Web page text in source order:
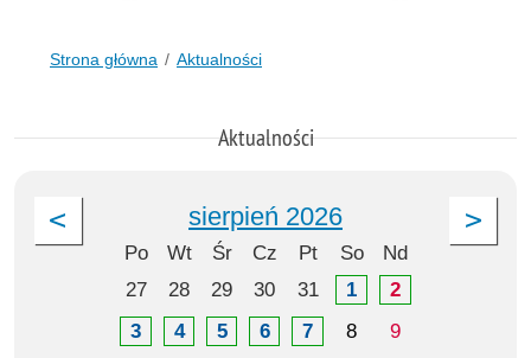
Strona główna Aktualności
Aktualności
sierpień 2026
Po Wt Śr Cz Pt So
Nd
27
28 29 30 31 1
2
3
4 5 6 7 8
9